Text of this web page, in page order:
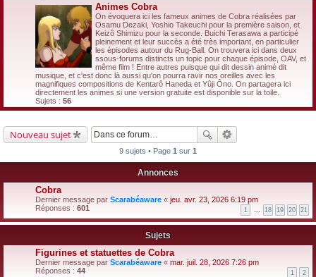
Animes Cobra
On évoquera ici les fameux animes de Cobra réalisées par
Osamu Dezaki, Yoshio Takeuchi pour la première saison, et
Keizô Shimizu pour la seconde. Buichi Terasawa a participé
pleinement et leur succès a été très important, en particulier
les épisodes autour du Rug-Ball. On trouvera ici dans deux
ssous-forums distincts un topic pour chaque épisode, OAV, et
même film ! Entre autres puisque qui dit dessin animé dit
musique, et c'est donc là aussi qu'on pourra ravir nos oreilles avec les
magnifiques compositions de Kentarô Haneda et Yûji Ôno. On partagera ici
directement les animes si une version gratuite est disponible sur la toile.
Sujets : 56
Nouveau sujet
9 sujets • Page 1 sur 1
Annonces
Cobra
Dernier message par Scarabéaware « jeu. avr. 23, 2026 6:19 pm
Réponses : 601 1 18 19 20 21
Sujets
Figurines et statuettes de Cobra
Dernier message par Scarabéaware « mar. juil. 28, 2026 7:26 pm
Réponses : 44 1 2